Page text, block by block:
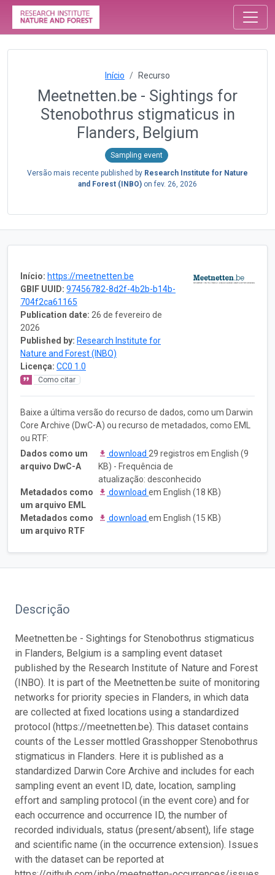
Início Recurso
Meetnetten.be - Sightings for
Stenobothrus stigmaticus in
Flanders, Belgium
Sampling event
Versão mais recente published by Research Institute for Nature
and Forest (INBO) onfev. 26, 2026
Início: https://meetnetten.be
GBIF UUID: 97456782-8d2f-4b2b-b14b-
704f2ca61165
Publication date: 26 de fevereiro de
2026
Published by: Research Institute for
Nature and Forest (INBO)
Licença: CC0 1.0
Como citar
Baixe a última versão do recurso de dados, como um Darwin
Core Archive (DwC-A) ou recurso de metadados, como EML
ou RTF:
Dados como um
arquivo DwC-A
download 29 registros em English (9
KB) - Frequência de
atualização: desconhecido
Metadados como
um arquivo EML
download em English (18 KB)
Metadados como
um arquivo RTF
download em English (15 KB)
Descrição
Meetnetten.be - Sightings for Stenobothrus stigmaticus
in Flanders, Belgium is a sampling event dataset
published by the Research Institute of Nature and Forest
(INBO). It is part of the Meetnetten.be suite of monitoring
networks for priority species in Flanders, in which data
are collected at fixed locations using a standardized
protocol (https://meetnetten.be). This dataset contains
counts of the Lesser mottled Grasshopper Stenobothrus
stigmaticus in Flanders. Here it is published as a
standardized Darwin Core Archive and includes for each
sampling event an event ID, date, location, sampling
effort and sampling protocol (in the event core) and for
each occurrence and occurrence ID, the number of
recorded individuals, status (present/absent), life stage
and scientific name (in the occurrence extension). Issues
with the dataset can be reported at